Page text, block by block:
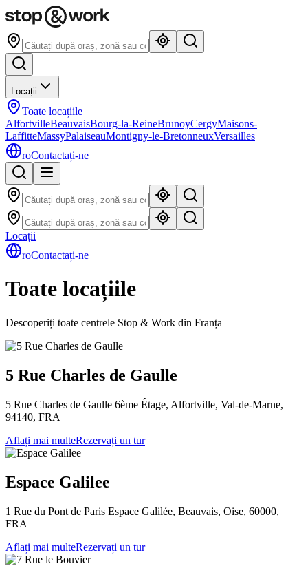
Locații
Toate locațiile
AlfortvilleBeauvaisBourg-la-ReineBrunoyCergyMaisons-
LaffitteMassyPalaiseauMontigny-le-BretonneuxVersailles
roContactați-ne
Locații
roContactați-ne
Toate locațiile
Descoperiți toate centrele Stop & Work din Franța
5 Rue Charles de Gaulle
5 Rue Charles de Gaulle 6ème Étage, Alfortville, Val-de-Marne,
94140, FRA
Aflați mai multeRezervați un tur
Espace Galilee
1 Rue du Pont de Paris Espace Galilée, Beauvais, Oise, 60000,
FRA
Aflați mai multeRezervați un tur